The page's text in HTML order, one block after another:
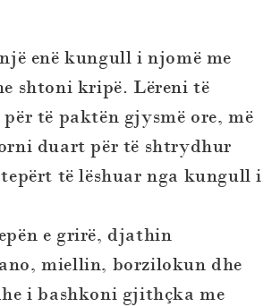
enë kungull i njomë me
shtoni kripë. Lëreni të
të paktën gjysmë ore, më
duart për të shtrydhur
të lëshuar nga kungull i
e grirë, djathin
miellin, borzilokun dhe
i bashkoni gjithçka me